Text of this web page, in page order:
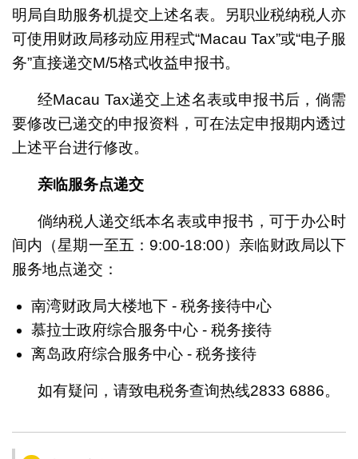
明局自助服务机提交上述名表。另职业税纳税人亦
可使用财政局移动应用程式“Macau Tax”或“电子服
务”直接递交M/5格式收益申报书。
经Macau Tax递交上述名表或申报书后，倘需
要修改已递交的申报资料，可在法定申报期内透过
上述平台进行修改。
亲临服务点递交
倘纳税人递交纸本名表或申报书，可于办公时
间内（星期一至五：9:00-18:00）亲临财政局以下
服务地点递交：
南湾财政局大楼地下 - 税务接待中心
慕拉士政府综合服务中心 - 税务接待
离岛政府综合服务中心 - 税务接待
如有疑问，请致电税务查询热线2833 6886。